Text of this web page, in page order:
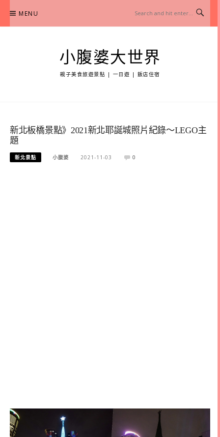
content
MENU
小腹婆大世界
親子美食旅遊景點 | 一日遊 | 飯店住宿
新北板橋景點》2021新北耶誕城照片紀錄～LEGO主
題
新北景點 小腹婆 2021-11-03 0